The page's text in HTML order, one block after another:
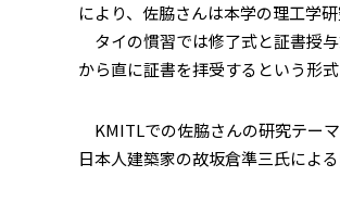
により、佐脇さんは本学の理工学
タイの慣習では修了式と証書授
から直に証書を拝受するという形
KMITLでの佐脇さんの研究テー
日本人建築家の故坂倉準三氏によ